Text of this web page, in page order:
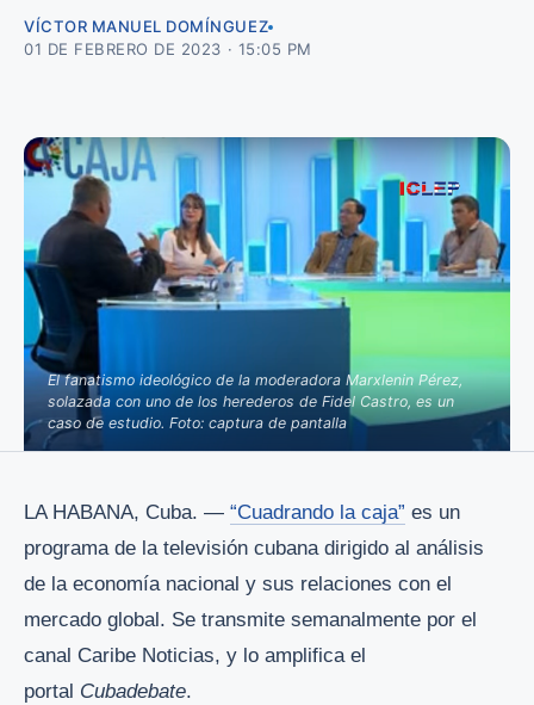
VÍCTOR MANUEL DOMÍNGUEZ
01 DE FEBRERO DE 2023 · 15:05 PM
El fanatismo ideológico de la moderadora Marxlenin Pérez,
solazada con uno de los herederos de Fidel Castro, es un
caso de estudio. Foto: captura de pantalla
LA HABANA, Cuba. — “Cuadrando la caja” es un
programa de la televisión cubana dirigido al análisis
de la economía nacional y sus relaciones con el
mercado global. Se transmite semanalmente por el
canal Caribe Noticias, y lo amplifica el
portal Cubadebate.